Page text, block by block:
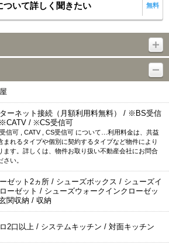
ついて詳しく聞きたい 無料
ーネット接続（月額利用料無料） / ※BS受信
/ ※CS受信可
信可 , CATV , CS受信可 について…利用料金は、共益
まれるタイプや個別に契約するタイプなど物件により
ます。詳しくは、物件お取り扱い不動産会社にお問合
さい。
ゼット2ヵ所 / シューズボックス / シューズイ
ーゼット / シューズウォークインクローゼッ
関収納 / 収納
2口以上 / システムキッチン / 対面キッチン